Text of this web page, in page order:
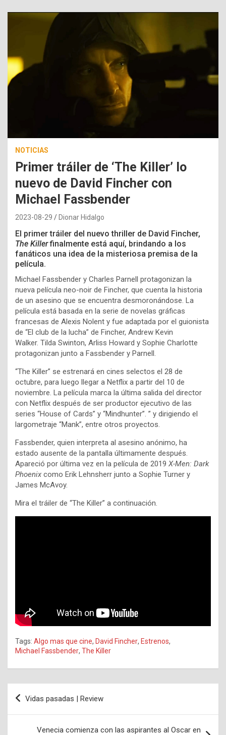
NOTICIAS
Primer tráiler de ‘The Killer’ lo
nuevo de David Fincher con
Michael Fassbender
2023-08-29 Dionar Hidalgo
El primer tráiler del nuevo thriller de David Fincher,
The Killerfinalmente está aquí, brindando a los
fanáticos una idea de la misteriosa premisa de la
película.
Michael Fassbender y Charles Parnell protagonizan la
nueva película neo-noir de Fincher, que cuenta la historia
de un asesino que se encuentra desmoronándose. La
película está basada en la serie de novelas gráficas
francesas de Alexis Nolent y fue adaptada por el guionista
de “El club de la lucha” de Fincher, Andrew Kevin
Walker. Tilda Swinton, Arliss Howard y Sophie Charlotte
protagonizan junto a Fassbender y Parnell.
“The Killer” se estrenará en cines selectos el 28 de
octubre, para luego llegar a Netflix a partir del 10 de
noviembre. La película marca la última salida del director
con Netflix después de ser productor ejecutivo de las
series “House of Cards” y “Mindhunter”. ” y dirigiendo el
largometraje “Mank”, entre otros proyectos.
Fassbender, quien interpreta al asesino anónimo, ha
estado ausente de la pantalla últimamente después.
Apareció por última vez en la película de 2019 X-Men: Dark
Phoenix como Erik Lehnsherr junto a Sophie Turner y
James McAvoy.
Mira el tráiler de “The Killer” a continuación.
Tags: Algo mas que cine, David Fincher, Estrenos,
Michael Fassbender, The Killer
Navegación
de
Vidas pasadas | Review
Venecia comienza con las aspirantes al Oscar en